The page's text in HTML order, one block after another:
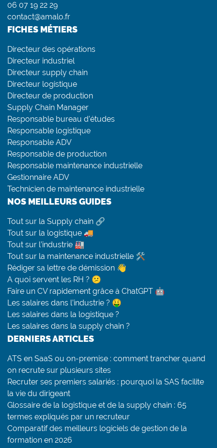
06 07 19 22 29
contact@amalo.fr
FICHES MÉTIERS
Directeur des opérations
Directeur industriel
Directeur supply chain
Directeur logistique
Directeur de production
Supply Chain Manager
Responsable bureau d’études
Responsable logistique
Responsable ADV
Responsable de production
Responsable maintenance industrielle
Gestionnaire ADV
Technicien de maintenance industrielle
NOS MEILLEURS GUIDES
Tout sur la Supply chain 🔗
Tout sur la logistique 🚚
Tout sur l’industrie 🏭
Tout sur la maintenance industrielle 🛠
Rédiger sa lettre de démission 👋
A quoi servent les RH ? 😕
Faire un CV rapidement grâce à ChatGPT 🤖
Les salaires dans l’industrie ? 🤑
Les salaires dans la logistique ?
Les salaires dans la supply chain ?
DERNIERS ARTICLES
ATS en SaaS ou on-premise : comment trancher quand
on recrute sur plusieurs sites
Recruter ses premiers salariés : pourquoi la SAS facilite
la vie du dirigeant
Glossaire de la logistique et de la supply chain : 65
termes expliqués par un recruteur
Comparatif des meilleurs logiciels de gestion de la
formation en 2026